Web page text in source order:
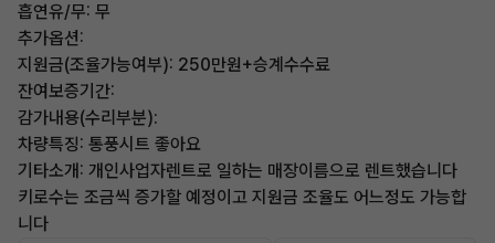
흡연유/무: 무
추가옵션:
지원금(조율가능여부): 250만원+승계수수료
잔여보증기간:
감가내용(수리부분):
차량특징: 통풍시트 좋아요
기타소개: 개인사업자렌트로 일하는 매장이름으로 렌트했습니다
키로수는 조금씩 증가할 예정이고 지원금 조율도 어느정도 가능합
니다